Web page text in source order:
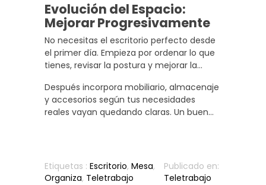
Evolución del Espacio:
Mejorar Progresivamente
No necesitas el escritorio perfecto desde
el primer día. Empieza por ordenar lo que
tienes, revisar la postura y mejorar la
teletrabajo casa de forma gradual.
Después incorpora mobiliario, almacenaje
y accesorios según tus necesidades
reales vayan quedando claras. Un buen
acumulan hasta crear un entorno
eficiente y productivo de verdad.
Etiquetas : Escritorio, Mesa,
Organiza, Teletrabajo
Publicado en:
Teletrabajo